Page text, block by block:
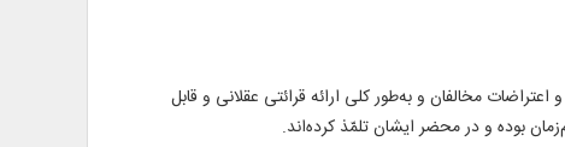
مخالفان و به‌طور کلی ارائه قرائتی عقلانی و قابل
بوده و در محضر ایشان تلمّذ کرده‌اند.